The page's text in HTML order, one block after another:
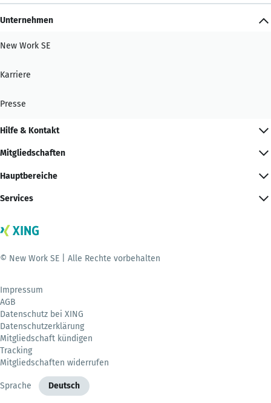
Unternehmen
New Work SE
Karriere
Presse
Hilfe & Kontakt
Mitgliedschaften
Hauptbereiche
Services
© New Work SE | Alle Rechte vorbehalten
Impressum
AGB
Datenschutz bei XING
Datenschutzerklärung
Mitgliedschaft kündigen
Tracking
Mitgliedschaften widerrufen
Sprache Deutsch